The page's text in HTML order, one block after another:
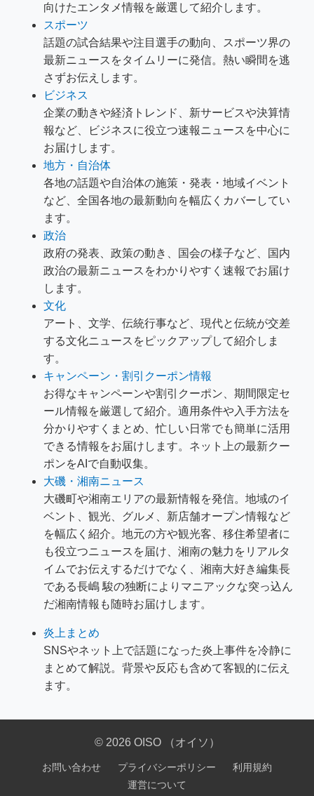
向けたエンタメ情報を厳選して紹介します。
スポーツ
話題の試合結果や注目選手の動向、スポーツ界の
最新ニュースをタイムリーに発信。熱い瞬間を逃
さずお伝えします。
ビジネス
企業の動きや経済トレンド、新サービスや決算情
報など、ビジネスに役立つ速報ニュースを中心に
お届けします。
地方・自治体
各地の話題や自治体の施策・発表・地域イベント
など、全国各地の最新動向を幅広くカバーしてい
ます。
政治
政府の発表、政策の動き、国会の様子など、国内
政治の最新ニュースをわかりやすく速報でお届け
します。
文化
アート、文学、伝統行事など、現代と伝統が交差
する文化ニュースをピックアップして紹介しま
す。
キャンペーン・割引クーポン情報
お得なキャンペーンや割引クーポン、期間限定セ
ール情報を厳選して紹介。適用条件や入手方法を
分かりやすくまとめ、忙しい日常でも簡単に活用
できる情報をお届けします。ネット上の最新クー
ポンをAIで自動収集。
大磯・湘南ニュース
大磯町や湘南エリアの最新情報を発信。地域のイ
ベント、観光、グルメ、新店舗オープン情報など
を幅広く紹介。地元の方や観光客、移住希望者に
も役立つニュースを届け、湘南の魅力をリアルタ
イムでお伝えするだけでなく、湘南大好き編集長
である長嶋 駿の独断によりマニアックな突っ込ん
だ湘南情報も随時お届けします。
炎上まとめ
SNSやネット上で話題になった炎上事件を冷静に
まとめて解説。背景や反応も含めて客観的に伝え
ます。
© 2026 OISO （オイソ）
お問い合わせ プライバシーポリシー
利用規約
運営について